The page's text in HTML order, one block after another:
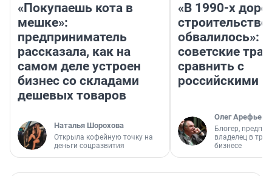
«Покупаешь кота в
мешке»:
предприниматель
рассказала, как на
самом деле устроен
бизнес со складами
дешевых товаров
Наталья Шорохова
Открыла кофейную точку на
деньги соцразвития
«В 1990-х
строительство
обвалилось»:
советские
сравнить с
российскими
Олег Арефьев
Блогер,
владелец в
бизнесе